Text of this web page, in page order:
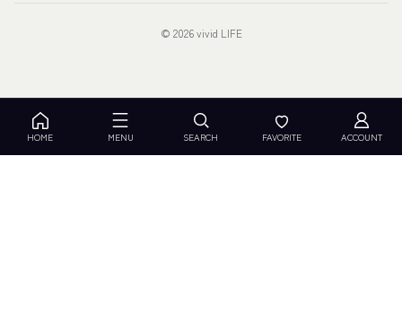
© 2026 vivid LIFE
HOME MENU SEARCH FAVORITE ACCOUNT